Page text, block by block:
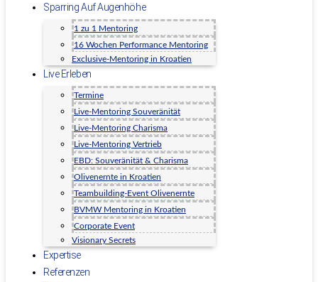
Sparring Auf Augenhöhe
1 zu 1 Mentoring
16 Wochen Performance Mentoring
Exclusive-Mentoring in Kroatien
Live Erleben
Termine
Live-Mentoring Souveränität
Live-Mentoring Charisma
Live-Mentoring Vertrieb
EBD: Souveränität & Charisma
Olivenernte in Kroatien
Teambuilding-Event Olivenernte
BVMW Mentoring in Kroatien
Corporate Event
Visionary Secrets
Expertise
Referenzen